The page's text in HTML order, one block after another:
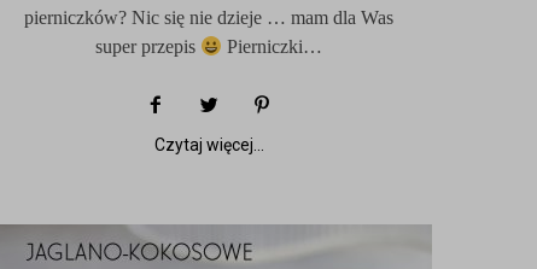
pierniczków? Nic się nie dzieje … mam dla Was
super przepis
Pierniczki…
Czytaj więcej...